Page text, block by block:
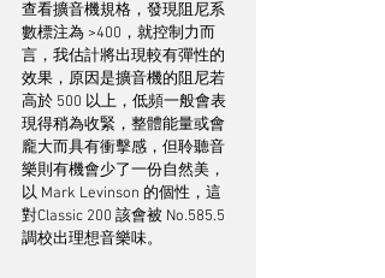
查看擴音機規格，發現阻尼系
數標注為 >400，就控制力而
言，我估計將出現較有彈性的
效果，原因是擴音機的阻尼若
高於 500 以上，低頻一般會表
現得稍為收緊，整體能量或會
龐大而具有衝擊感，但聆聽音
樂則有機會少了一份自然美，
以 Mark Levinson 的個性，這
對Classic 200 該會被 No.585.5
調校出理想音樂味。